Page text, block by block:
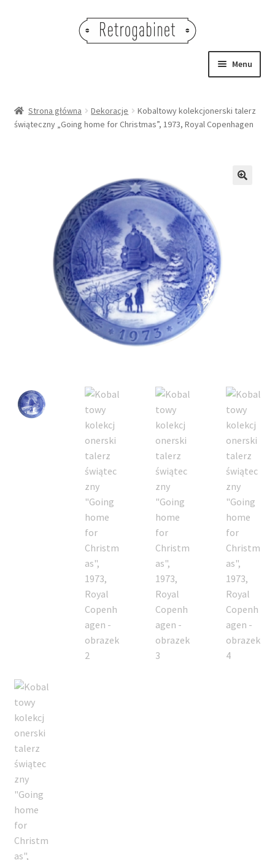
Menu
OBRAZY
OŚWIETLENIE
Strona główna Dekoracje
Kobaltowy kolekcjonerski talerz
świąteczny „Going home for Christmas”, 1973, Royal Copenhagen